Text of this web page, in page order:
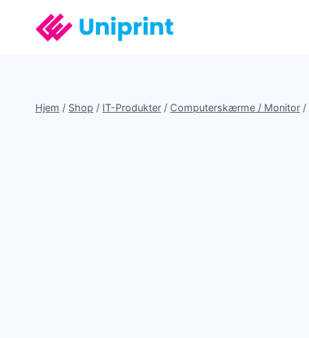
Hjem / Shop / IT-Produkter / Computerskærme / Monitor /